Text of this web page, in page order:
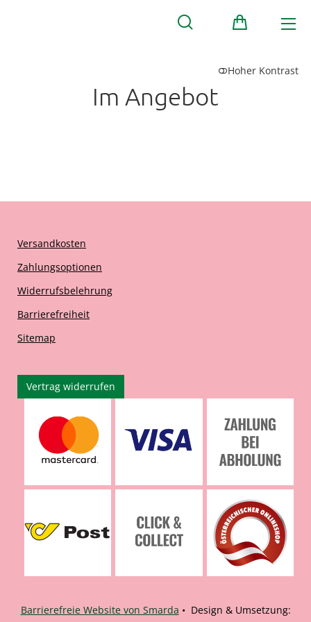
Hoher Kontrast
Im Angebot
Versandkosten
Zahlungsoptionen
Widerrufsbelehrung
Barrierefreiheit
Sitemap
Vertrag widerrufen
Barrierefreie Website von Smarda • Design & Umsetzung: